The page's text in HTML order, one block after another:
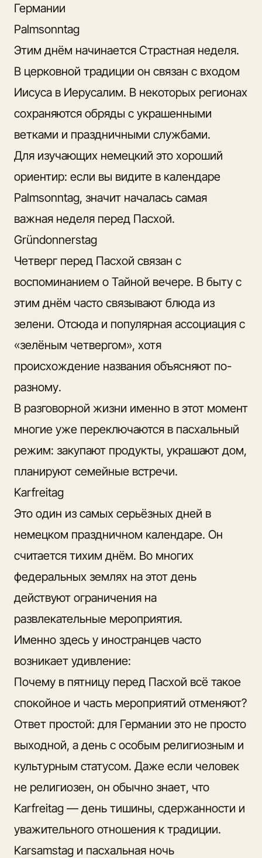
Германии
Palmsonntag
Этим днём начинается Страстная неделя.
В церковной традиции он связан с входом
Иисуса в Иерусалим. В некоторых регионах
сохраняются обряды с украшенными
ветками и праздничными службами.
Для изучающих немецкий это хороший
ориентир: если вы видите в календаре
Palmsonntag, значит началась самая
важная неделя перед Пасхой.
Gründonnerstag
Четверг перед Пасхой связан с
воспоминанием о Тайной вечере. В быту с
этим днём часто связывают блюда из
зелени. Отсюда и популярная ассоциация с
«зелёным четвергом», хотя
происхождение названия объясняют по-
разному.
В разговорной жизни именно в этот момент
многие уже переключаются в пасхальный
режим: закупают продукты, украшают дом,
планируют семейные встречи.
Karfreitag
Это один из самых серьёзных дней в
немецком праздничном календаре. Он
считается тихим днём. Во многих
федеральных землях на этот день
действуют ограничения на
развлекательные мероприятия.
Именно здесь у иностранцев часто
возникает удивление:
Почему в пятницу перед Пасхой всё такое
спокойное и часть мероприятий отменяют?
Ответ простой: для Германии это не просто
выходной, а день с особым религиозным и
культурным статусом. Даже если человек
не религиозен, он обычно знает, что
Karfreitag — день тишины, сдержанности и
уважительного отношения к традиции.
Karsamstag и пасхальная ночь